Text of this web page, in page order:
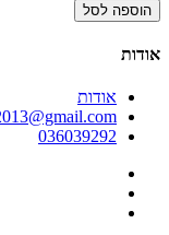
הוספה לסל
אודות
אודות
036039292